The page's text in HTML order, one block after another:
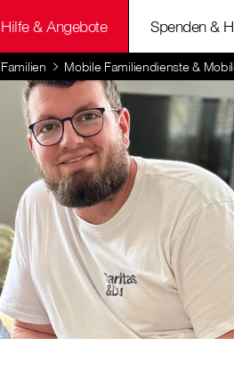
Hilfe & Angebote Spenden &
Familien Mobile Familiendienste &